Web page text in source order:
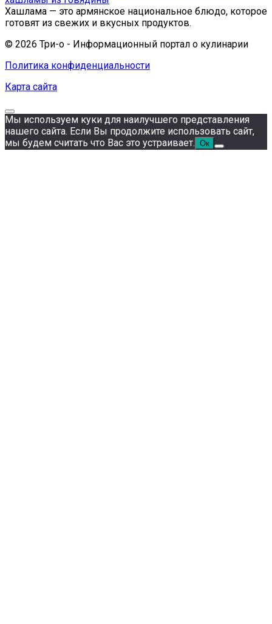
Хашлама — это армянское национальное блюдо, которое
готовят из свежих и вкусных продуктов.
© 2026 Три-о - Информационный портал о кулинарии
Политика конфиденциальности
Карта сайта
Мы используем куки для наилучшего представления
нашего сайта. Если Вы продолжите использовать сайт,
мы будем считать что Вас это устраивает. Ок